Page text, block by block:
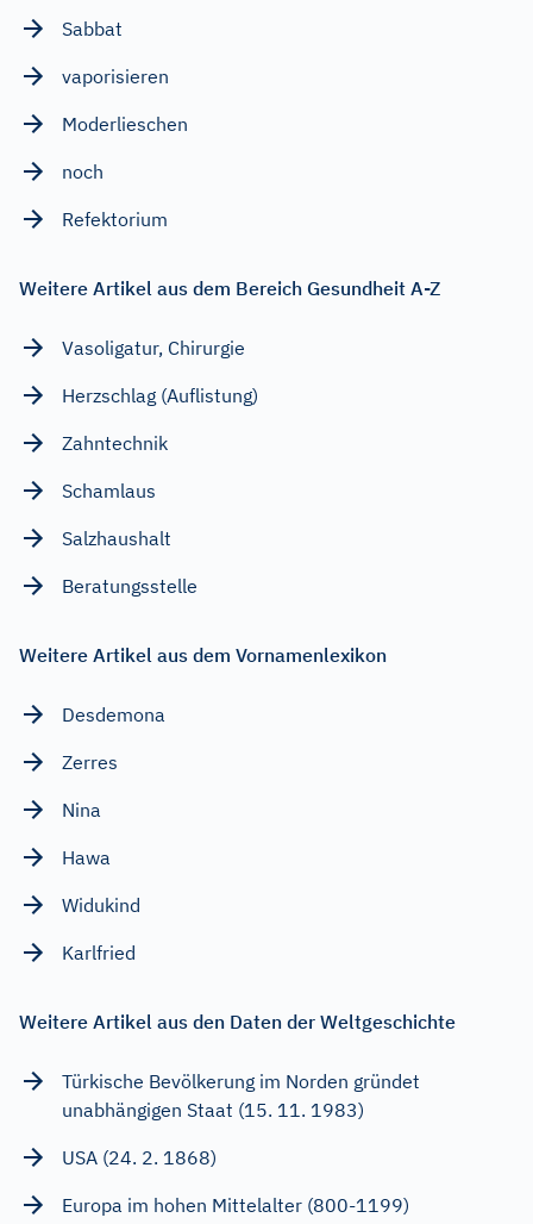
Sabbat
vaporisieren
Moderlieschen
noch
Refektorium
Weitere Artikel aus dem Bereich Gesundheit A-Z
Vasoligatur, Chirurgie
Herzschlag (Auflistung)
Zahntechnik
Schamlaus
Salzhaushalt
Beratungsstelle
Weitere Artikel aus dem Vornamenlexikon
Desdemona
Zerres
Nina
Hawa
Widukind
Karlfried
Weitere Artikel aus den Daten der Weltgeschichte
Türkische Bevölkerung im Norden gründet
unabhängigen Staat (15. 11. 1983)
USA (24. 2. 1868)
Europa im hohen Mittelalter (800-1199)